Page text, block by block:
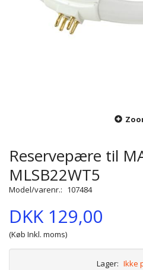
Reservepære til
MLSB22WT5
Model/varenr.: 107484
DKK 129,00
(Køb Inkl. moms)
Lager: Ikke